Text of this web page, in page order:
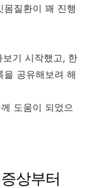
질환이 꽤 진행
보기 시작했고, 한
공유해보려 해
도움이 되었으
상부터